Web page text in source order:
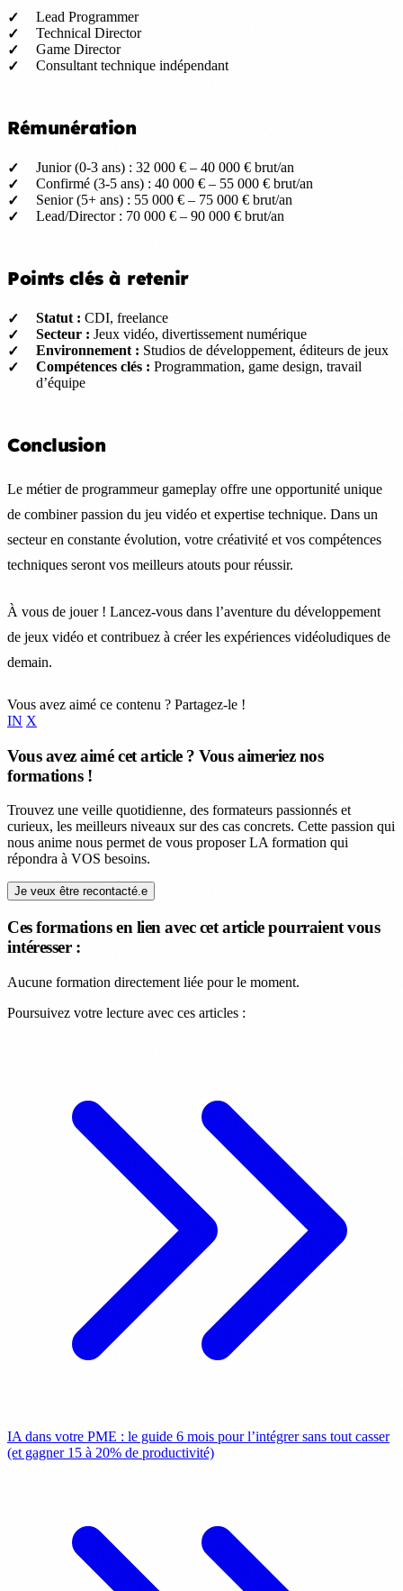
Lead Programmer
Technical Director
Game Director
Consultant technique indépendant
Rémunération
Junior (0-3 ans) : 32 000 € – 40 000 € brut/an
Confirmé (3-5 ans) : 40 000 € – 55 000 € brut/an
Senior (5+ ans) : 55 000 € – 75 000 € brut/an
Lead/Director : 70 000 € – 90 000 € brut/an
Points clés à retenir
Statut : CDI, freelance
Secteur : Jeux vidéo, divertissement numérique
Environnement : Studios de développement, éditeurs de jeux
Compétences clés : Programmation, game design, travail
d’équipe
Conclusion
Le métier de programmeur gameplay offre une opportunité unique
de combiner passion du jeu vidéo et expertise technique. Dans un
secteur en constante évolution, votre créativité et vos compétences
techniques seront vos meilleurs atouts pour réussir.
À vous de jouer ! Lancez-vous dans l’aventure du développement
de jeux vidéo et contribuez à créer les expériences vidéoludiques de
demain.
Vous avez aimé ce contenu ? Partagez-le !
IN X
Vous avez aimé cet article ? Vous aimeriez nos
formations !
Trouvez une veille quotidienne, des formateurs passionnés et
curieux, les meilleurs niveaux sur des cas concrets. Cette passion qui
nous anime nous permet de vous proposer LA formation qui
répondra à VOS besoins.
Je veux être recontacté.e
Ces formations en lien avec cet article pourraient vous
intéresser :
Aucune formation directement liée pour le moment.
Poursuivez votre lecture avec ces articles :
IA dans votre PME : le guide 6 mois pour l’intégrer sans tout casser
(et gagner 15 à 20% de productivité)